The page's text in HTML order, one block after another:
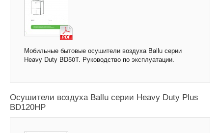
Мобильные бытовые осушители воздуха Ballu серии
Heavy Duty BD50T. Руководство по эксплуатации.
Осушители воздуха Ballu серии Heavy Duty Plus
BD120HP